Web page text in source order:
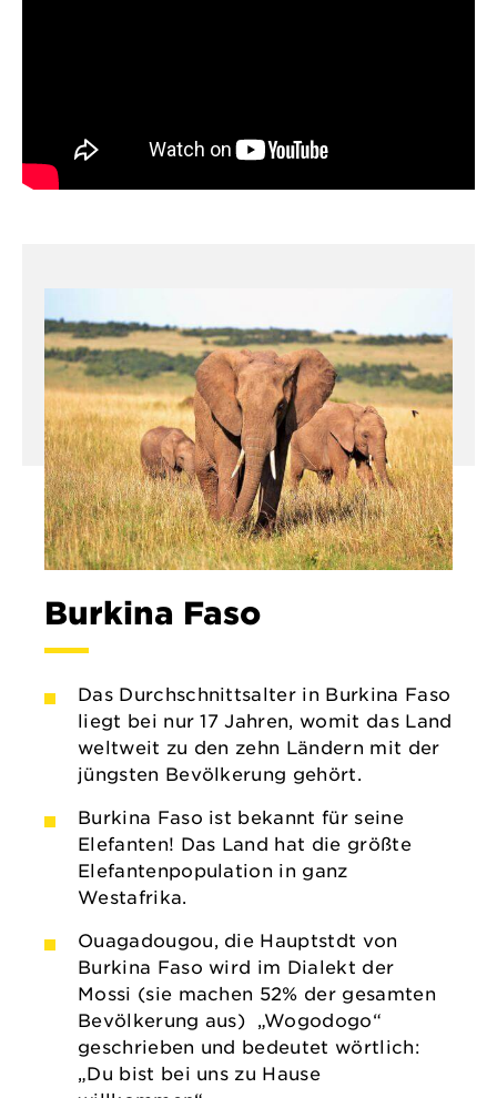
Burkina Faso
Das Durchschnittsalter in Burkina Faso
liegt bei nur 17 Jahren, womit das Land
weltweit zu den zehn Ländern mit der
jüngsten Bevölkerung gehört.
Burkina Faso ist bekannt für seine
Elefanten! Das Land hat die größte
Elefantenpopulation in ganz
Westafrika.
Ouagadougou, die Hauptstdt von
Burkina Faso wird im Dialekt der
Mossi (sie machen 52% der gesamten
Bevölkerung aus) „Wogodogo“
geschrieben und bedeutet wörtlich:
„Du bist bei uns zu Hause